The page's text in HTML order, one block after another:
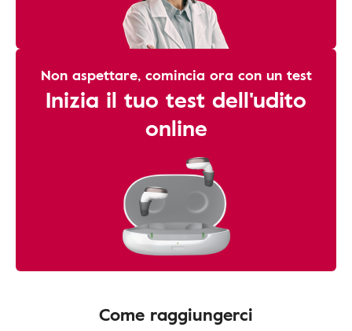
Non aspettare, comincia ora con un test
Inizia il tuo test dell'udito
online
Come raggiungerci